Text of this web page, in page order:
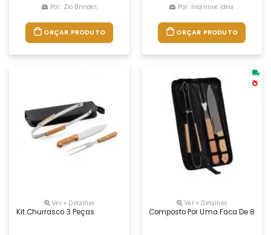
Por: Zio Brindes
ORÇAR PRODUTO
Por: Incentive Ideia
ORÇAR PRODUTO
Ver + Detalhes
Kit Churrasco 3 Peças
Ver + Detalhes
Composto Por Uma Faca De 8